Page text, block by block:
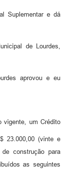
Suplementar e dá
de Lourdes,
aprovou e eu
vigente, um Crédito
23.000,00 (vinte e
construção para
as seguintes